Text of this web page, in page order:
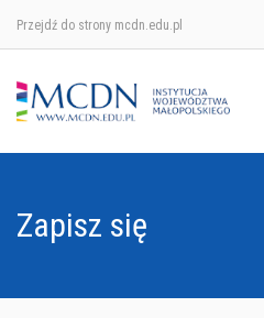
Przejdź do strony mcdn.edu.pl
Zapisz się
Ośrodek w
Ośrodek w
Ośrodek w